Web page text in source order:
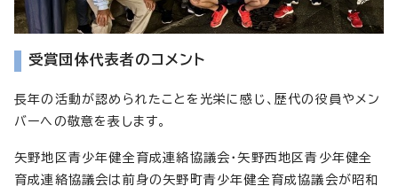
受賞団体代表者のコメント
長年の活動が認められたことを光栄に感じ、歴代の役員やメン
バーへの敬意を表します。
矢野地区青少年健全育成連絡協議会・矢野西地区青少年健全
育成連絡協議会は前身の矢野町青少年健全育成協議会が昭和